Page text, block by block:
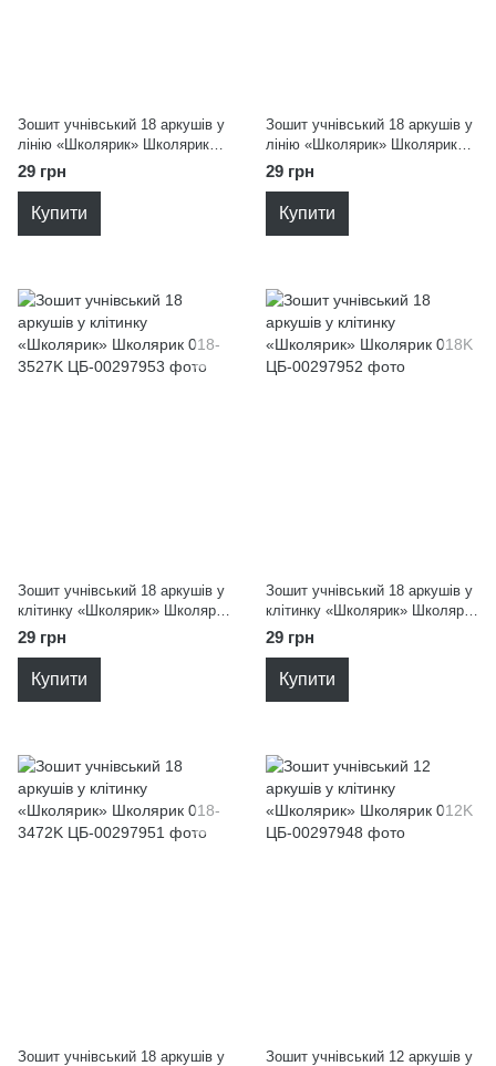
Зошит учнівський 18 аркушів у
лінію «Школярик» Школярик
018L
29 грн
Купити
Зошит учнівський 18 аркушів у
лінію «Школярик» Школярик
018-3467L
29 грн
Купити
Зошит учнівський 18 аркушів у
клітинку «Школярик» Школярик
018-3527K
29 грн
Купити
Зошит учнівський 18 аркушів у
клітинку «Школярик» Школярик
018K
29 грн
Купити
Зошит учнівський 18 аркушів у
Зошит учнівський 12 аркушів у